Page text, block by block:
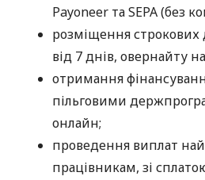
Payoneer та SEPA (без
розміщення строкових
від 7 днів, овернайту
отримання
пільговими
онлайн;
проведення виплат
працівникам, зі